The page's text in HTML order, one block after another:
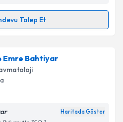
Talebini Gönder
Talep Et
Talebi
için randevu takvimi
uzmandan randevu almanız
e-posta ile
Emre Bahtiyar
Haritada Göster